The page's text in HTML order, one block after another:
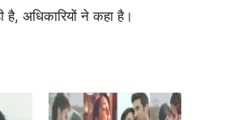
अधिकारियों ने कहा है।